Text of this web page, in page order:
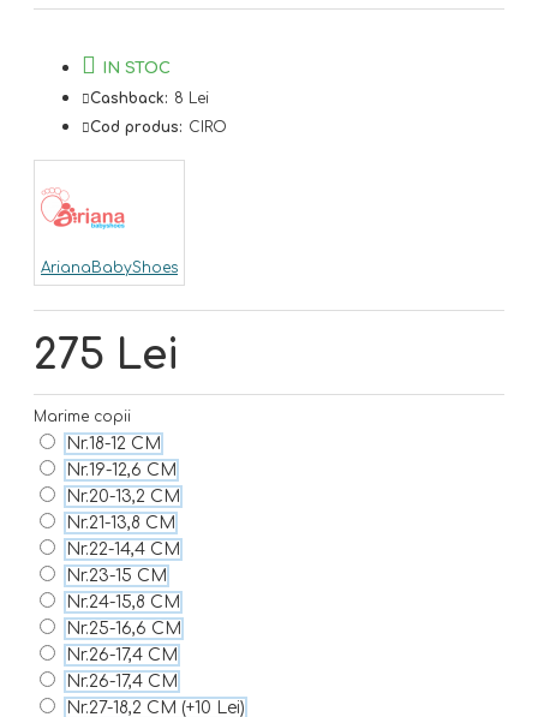
275 Lei
IN STOC
Cashback: 8 Lei
Cod produs: CIRO
ArianaBabyShoes
Marime copii
Nr.18-12 CM
Nr.19-12,6 CM
Nr.20-13,2 CM
Nr.21-13,8 CM
Nr.22-14,4 CM
Nr.23-15 CM
Nr.24-15,8 CM
Nr.25-16,6 CM
Nr.26-17,4 CM
Nr.26-17,4 CM
Nr.27-18,2 CM (+10 Lei)